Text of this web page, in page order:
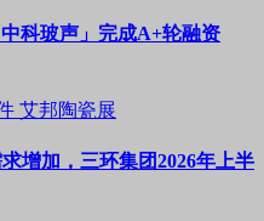
科玻声」完成A+轮融资
艾邦陶瓷展
增加，三环集团2026年上半